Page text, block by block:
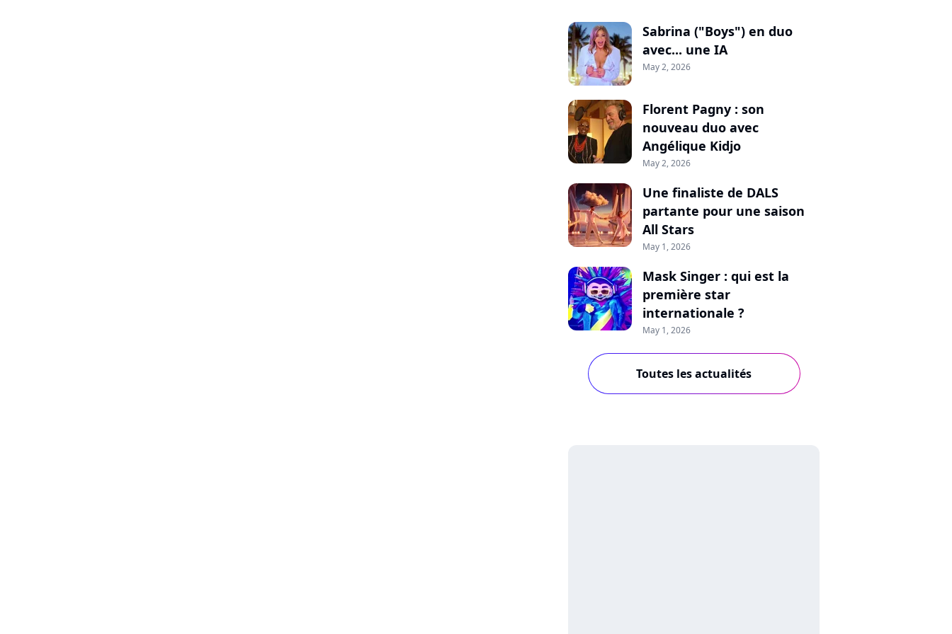
Sabrina ("Boys") en duo
avec... une IA
May 2, 2026
Florent Pagny : son
nouveau duo avec
Angélique Kidjo
May 2, 2026
Une finaliste de DALS
partante pour une saison
All Stars
May 1, 2026
Mask Singer : qui est la
première star
internationale ?
May 1, 2026
Toutes les actualités